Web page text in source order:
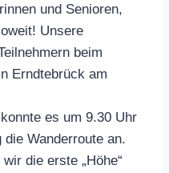
und Senioren,
Unsere
beim
Erndtebrück am
es um 9.30 Uhr
Wanderroute an.
die erste „Höhe“